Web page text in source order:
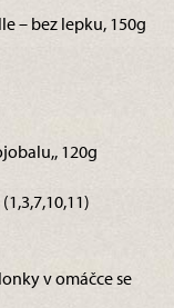
– bez lepku, 150g
120g
v omáčce se